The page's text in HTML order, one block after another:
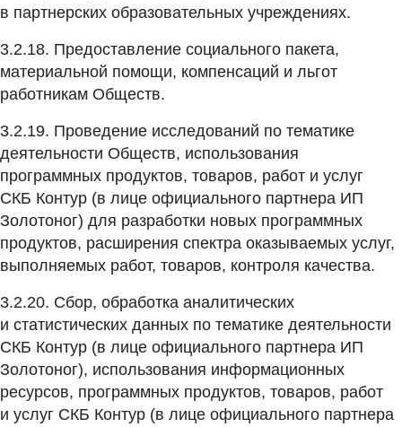
в партнерских образовательных учреждениях.
3.2.18. Предоставление социального пакета,
материальной помощи, компенсаций и льгот
работникам Обществ.
3.2.19. Проведение исследований по тематике
деятельности Обществ, использования
программных продуктов, товаров, работ и услуг
СКБ Контур (в лице официального партнера ИП
Золотоног) для разработки новых программных
продуктов, расширения спектра оказываемых услуг,
выполняемых работ, товаров, контроля качества.
3.2.20. Сбор, обработка аналитических
и статистических данных по тематике деятельности
СКБ Контур (в лице официального партнера ИП
Золотоног), использования информационных
ресурсов, программных продуктов, товаров, работ
и услуг СКБ Контур (в лице официального партнера